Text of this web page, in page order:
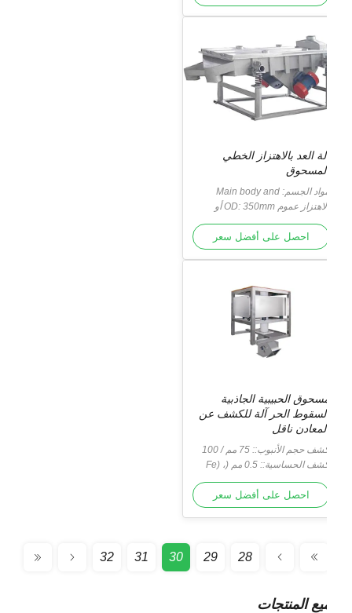
العد بالاهتزاز الخطي
الجسم:Main body and
contact surface is
الرئيسي وسطح التلامس هو
SUS304.
الاهتزاز عموم OD: 350mm أو
متطلبات الزبون
احصل على أفضل سعر
الحبيبية الجاذبية
الحر آلة للكشف عن
ناقل
كشف حجم الأنبوب:: 75 مم / 100
كشف الحساسية:: 0.5 مم (Fe) ،
احصل على أفضل سعر
29
30
31
32
المنتجات